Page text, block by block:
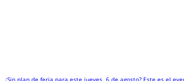
¿Sin plan de feria para este jueves, 6 de agosto? Este es el